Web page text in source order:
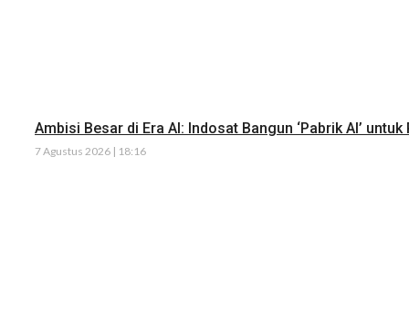
Ambisi Besar di Era AI: Indosat Bangun ‘Pabrik AI’
7 Agustus 2026 | 18:16